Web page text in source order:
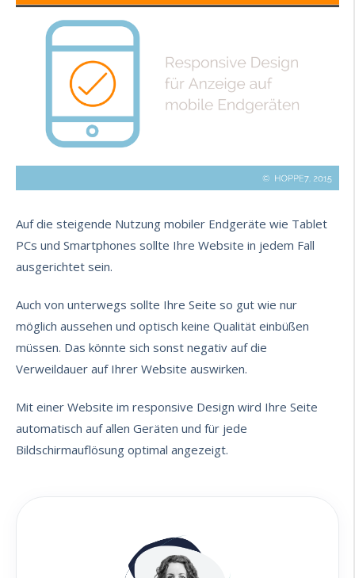
Auf die steigende Nutzung mobiler Endgeräte wie Tablet
PCs und Smartphones sollte Ihre Website in jedem Fall
ausgerichtet sein.
Auch von unterwegs sollte Ihre Seite so gut wie nur
möglich aussehen und optisch keine Qualität einbüßen
müssen. Das könnte sich sonst negativ auf die
Verweildauer auf Ihrer Website auswirken.
Mit einer Website im responsive Design wird Ihre Seite
automatisch auf allen Geräten und für jede
Bildschirmauflösung optimal angezeigt.